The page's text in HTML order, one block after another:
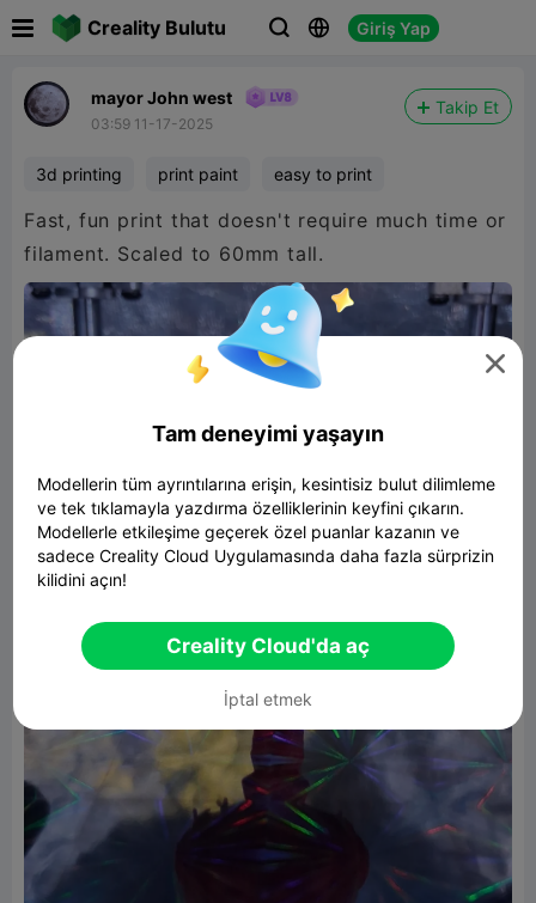
Creality Bulutu   Giriş Yap
mayor John west
03:59 11-17-2025
Takip Et
3d printing print paint easy to print
Fast, fun print that doesn't require much time or
filament. Scaled to 60mm tall.

Tam deneyimi yaşayın
Modellerin tüm ayrıntılarına erişin, kesintisiz bulut dilimleme
ve tek tıklamayla yazdırma özelliklerinin keyfini çıkarın.
Modellerle etkileşime geçerek özel puanlar kazanın ve
sadece Creality Cloud Uygulamasında daha fazla sürprizin
kilidini açın!
Creality Cloud'da aç
İptal etmek